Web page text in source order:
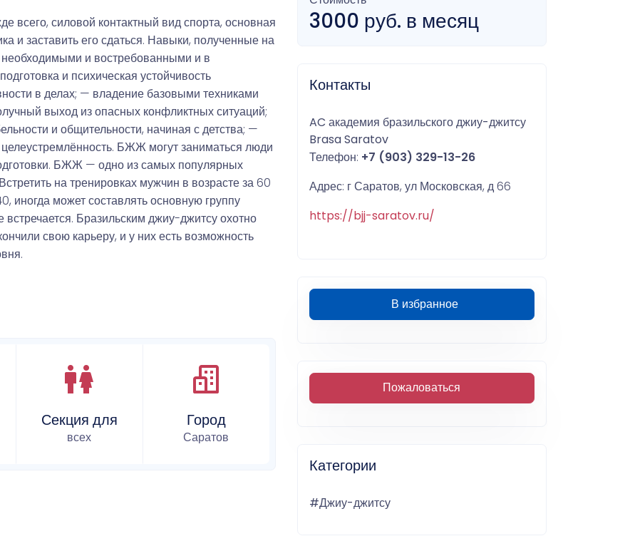
силовой контактный вид спорта, основная
и заставить его сдаться. Навыки, полученные на
и востребованными и в
и психическая устойчивость
в делах; — владение базовыми техниками
выход из опасных конфликтных ситуаций;
и общительности, начиная с детства; —
БЖЖ могут заниматься люди
БЖЖ — одно из самых популярных
на тренировках мужчин в возрасте за 60
иногда может составлять основную группу
Бразильским джиу-джитсу охотно
свою карьеру, и у них есть возможность
Секция для
всех
Город
Саратов
3000 руб. в месяц
Контакты
AC академия бразильского джиу-джитсу
Brasa Saratov
Телефон: +7 (903) 329-13-26
Адрес: г Саратов, ул Московская, д 66
https://bjj-saratov.ru/
В избранное
Пожаловаться
Категории
#Джиу-джитсу